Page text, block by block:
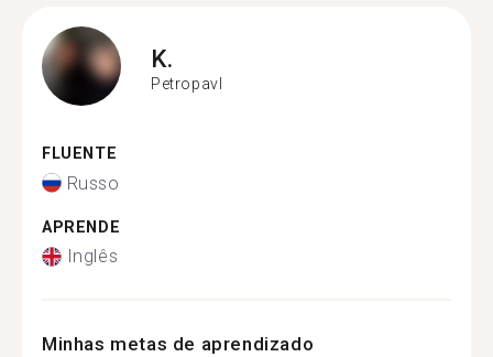
K.
Petropavl
FLUENTE
Russo
APRENDE
Inglês
Minhas metas de aprendizado